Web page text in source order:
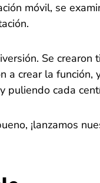
móvil, se
Se
a crear la función,
puliendo cada
¡lanzamos